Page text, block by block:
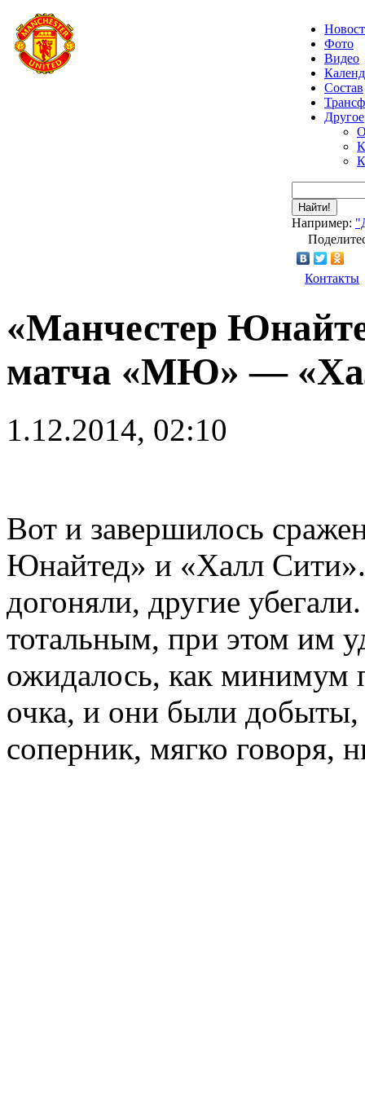
Фото
Видео
Состав
Другое
Найти!
Например:
Контакты
«Манчестер
матча «МЮ» —
1.12.2014, 02:10
Вот и завершилось
Юнайтед» и «Халл
догоняли, другие
тотальным, при этом им
ожидалось, как минимум
очка, и они были добыты,
соперник, мягко говоря,